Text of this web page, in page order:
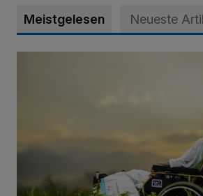
Meistgelesen Neueste